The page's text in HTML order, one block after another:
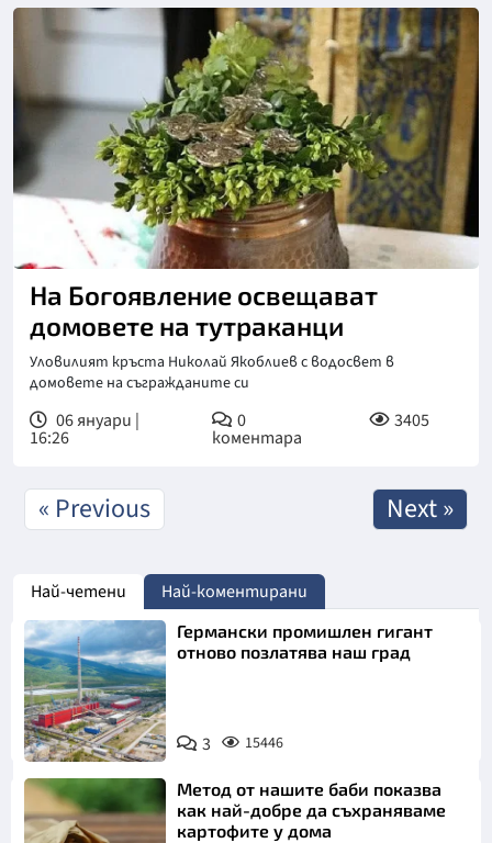
На Богоявление освещават
домовете на тутраканци
Уловилият кръста Николай Якоблиев с водосвет в
домовете на съгражданите си
06 януари |
16:26
0
коментара
3405
« Previous Next »
Най-четени Най-коментирани
Германски промишлен гигант
отново позлатява наш град
3 15446
Метод от нашите баби показва
как най-добре да съхраняваме
картофите у дома